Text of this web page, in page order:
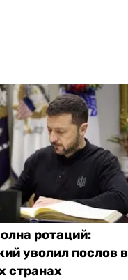
ротаций:
уволил послов в
странах